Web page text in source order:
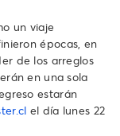
un viaje
épocas, en
de los arreglos
en una sola
estarán
el día lunes 22